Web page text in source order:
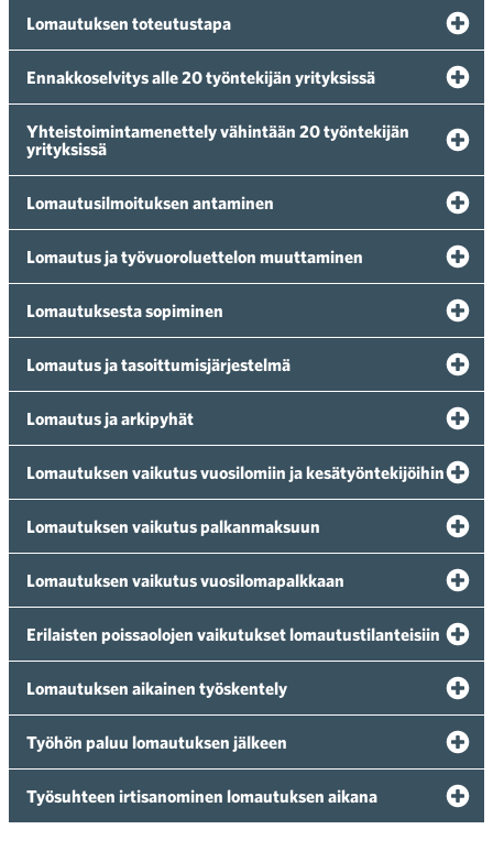
Lomautuksen toteutustapa
Ennakkoselvitys alle 20 työntekijän yrityksissä
Yhteistoimintamenettely vähintään 20 työntekijän
yrityksissä
Lomautusilmoituksen antaminen
Lomautus ja työvuoroluettelon muuttaminen
Lomautuksesta sopiminen
Lomautus ja tasoittumisjärjestelmä
Lomautus ja arkipyhät
Lomautuksen vaikutus vuosilomiin ja kesätyöntekijöihin
Lomautuksen vaikutus palkanmaksuun
Lomautuksen vaikutus vuosilomapalkkaan
Erilaisten poissaolojen vaikutukset lomautustilanteisiin
Lomautuksen aikainen työskentely
Työhön paluu lomautuksen jälkeen
Työsuhteen irtisanominen lomautuksen aikana